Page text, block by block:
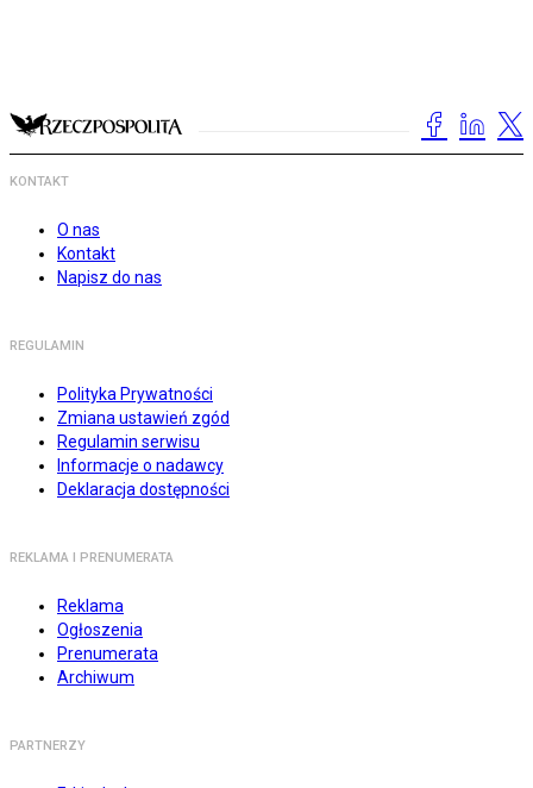
KONTAKT
O nas
Kontakt
Napisz do nas
REGULAMIN
Polityka Prywatności
Zmiana ustawień zgód
Regulamin serwisu
Informacje o nadawcy
Deklaracja dostępności
REKLAMA I PRENUMERATA
Reklama
Ogłoszenia
Prenumerata
Archiwum
PARTNERZY